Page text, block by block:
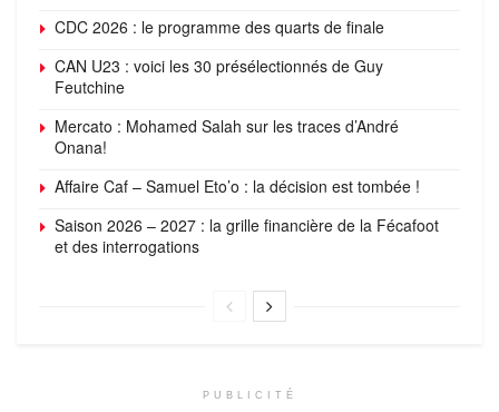
CDC 2026 : le programme des quarts de finale
CAN U23 : voici les 30 présélectionnés de Guy
Feutchine
Mercato : Mohamed Salah sur les traces d’André
Onana!
Affaire Caf – Samuel Eto’o : la décision est tombée !
Saison 2026 – 2027 : la grille financière de la Fécafoot
et des interrogations
PUBLICITÉ